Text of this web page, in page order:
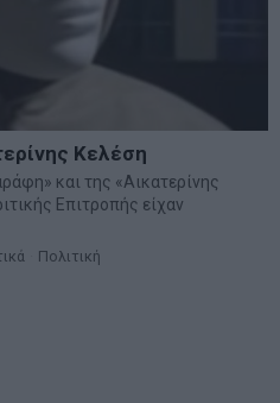
Κελέση
και της «Αικατερίνης
Επιτροπής είχαν
Πολιτική